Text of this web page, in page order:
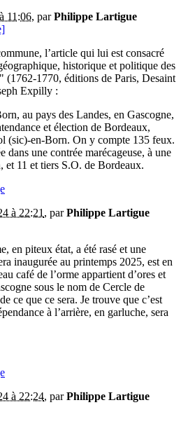
11:06, parPhilippe Lartigue
l’article qui lui est consacré
historique et politique des
(1762-1770, éditions de Paris, Desaint
Expilly :
au pays des Landes, en Gascogne,
et élection de Bordeaux,
(sic)-en-Born. On y compte 135 feux.
dans une contrée marécageuse, à une
et 11 et tiers S.O. de Bordeaux.
à 22:21, parPhilippe Lartigue
en piteux état, a été rasé et une
inaugurée au printemps 2025, est en
café de l’orme appartient d’ores et
sous le nom de Cercle de
ce que ce sera. Je trouve que c’est
à l’arrière, en garluche, sera
à 22:24, parPhilippe Lartigue